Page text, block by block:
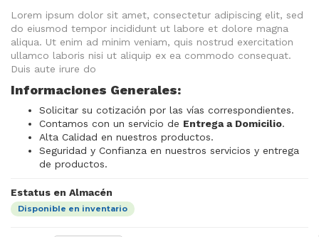
Lorem ipsum dolor sit amet, consectetur adipiscing elit, sed
do eiusmod tempor incididunt ut labore et dolore magna
aliqua. Ut enim ad minim veniam, quis nostrud exercitation
ullamco laboris nisi ut aliquip ex ea commodo consequat.
Duis aute irure do
Informaciones Generales:
Solicitar su cotización por las vías correspondientes.
Contamos con un servicio de Entrega a Domicilio.
Alta Calidad en nuestros productos.
Seguridad y Confianza en nuestros servicios y entrega
de productos.
Estatus en Almacén
Disponible en inventario